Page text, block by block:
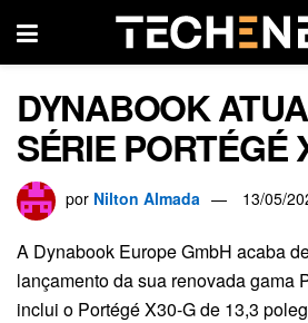
DYNABOOK
SÉRIE PORTÉGÉ
por Nilton Almada 13/05/
A Dynabook Europe GmbH acaba
lançamento da sua renovada gama
inclui o Portégé X30-G de 13,3